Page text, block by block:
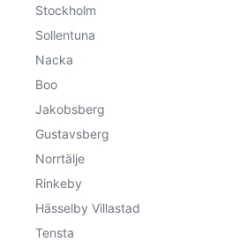
Stockholm
Sollentuna
Nacka
Boo
Jakobsberg
Gustavsberg
Norrtälje
Rinkeby
Hässelby Villastad
Tensta